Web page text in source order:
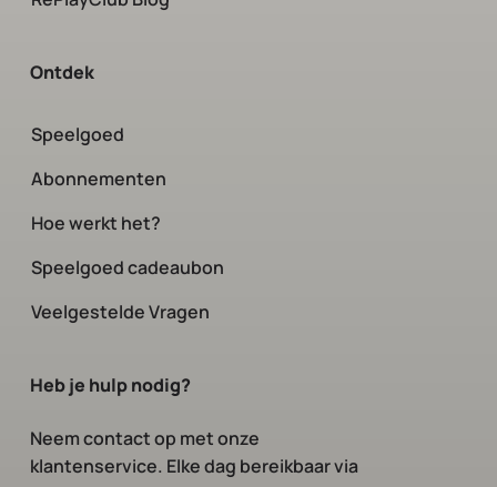
Ontdek
Speelgoed
Abonnementen
Hoe werkt het?
Speelgoed cadeaubon
Veelgestelde Vragen
Heb je hulp nodig?
Neem contact op met onze
klantenservice. Elke dag bereikbaar via